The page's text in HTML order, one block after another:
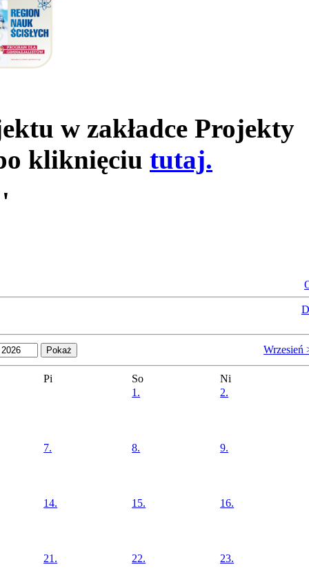
w zakładce Projekty
kliknięciu tutaj.
'
Wrzesień
Pi So
Ni
1.
2.
7. 8. 9.
14. 15. 16.
21. 22. 23.